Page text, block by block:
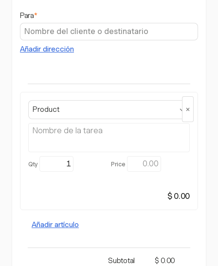
Para*
Añadir dirección
Product
$ 0.00
Añadir artículo
Subtotal
$ 0.00